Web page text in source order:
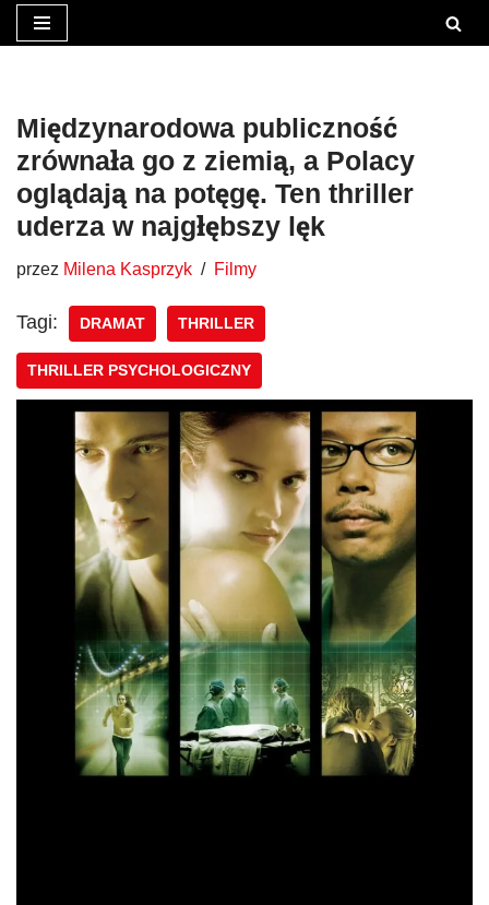
treści
Międzynarodowa publiczność
zrównała go z ziemią, a Polacy
oglądają na potęgę. Ten thriller
uderza w najgłębszy lęk
przez Milena Kasprzyk Filmy
Tagi: DRAMAT THRILLER
THRILLER PSYCHOLOGICZNY